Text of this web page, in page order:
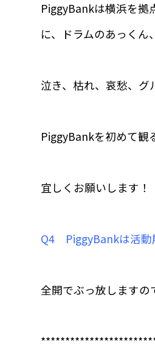
PiggyBankは横浜を拠
に、ドラムのあっくん
泣き、枯れ、哀愁、グ
PiggyBankを初めて観
宜しくお願いします！
Q4 PiggyBankは活動
全開でぶっ放しますの